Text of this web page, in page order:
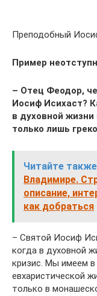
Преподобный
Пример
– Отец Феодор,
Иосиф Исихаст?
в духовной жизни
только лишь
Читайте
Владимире.
описание,
как добраться
– Святой Иосиф
когда в духовной
кризис. Мы имеем в
евхаристической
только в